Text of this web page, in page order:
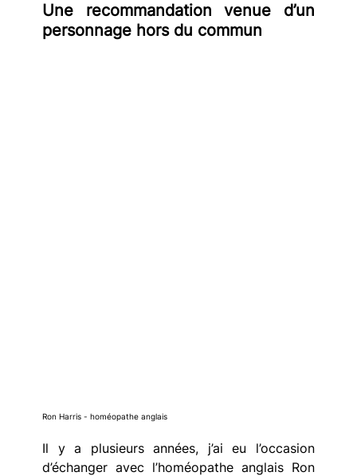
Une recommandation venue d’un
personnage hors du commun
Ron Harris - homéopathe anglais
Il y a plusieurs années, j’ai eu l’occasion
d’échanger avec l’homéopathe anglais Ron